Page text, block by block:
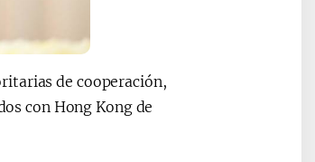
de cooperación,
​​con Hong Kong de